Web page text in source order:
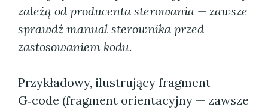
zależą od producenta sterowania — zawsze
sprawdź manual sterownika przed
zastosowaniem kodu.
Przykładowy, ilustrujący fragment
G‑code (fragment orientacyjny — zawsze